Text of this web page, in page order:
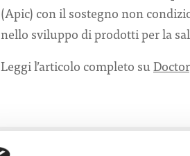
(Apic) con il sostegno non
nello sviluppo di prodotti per la
Leggi l’articolo completo su